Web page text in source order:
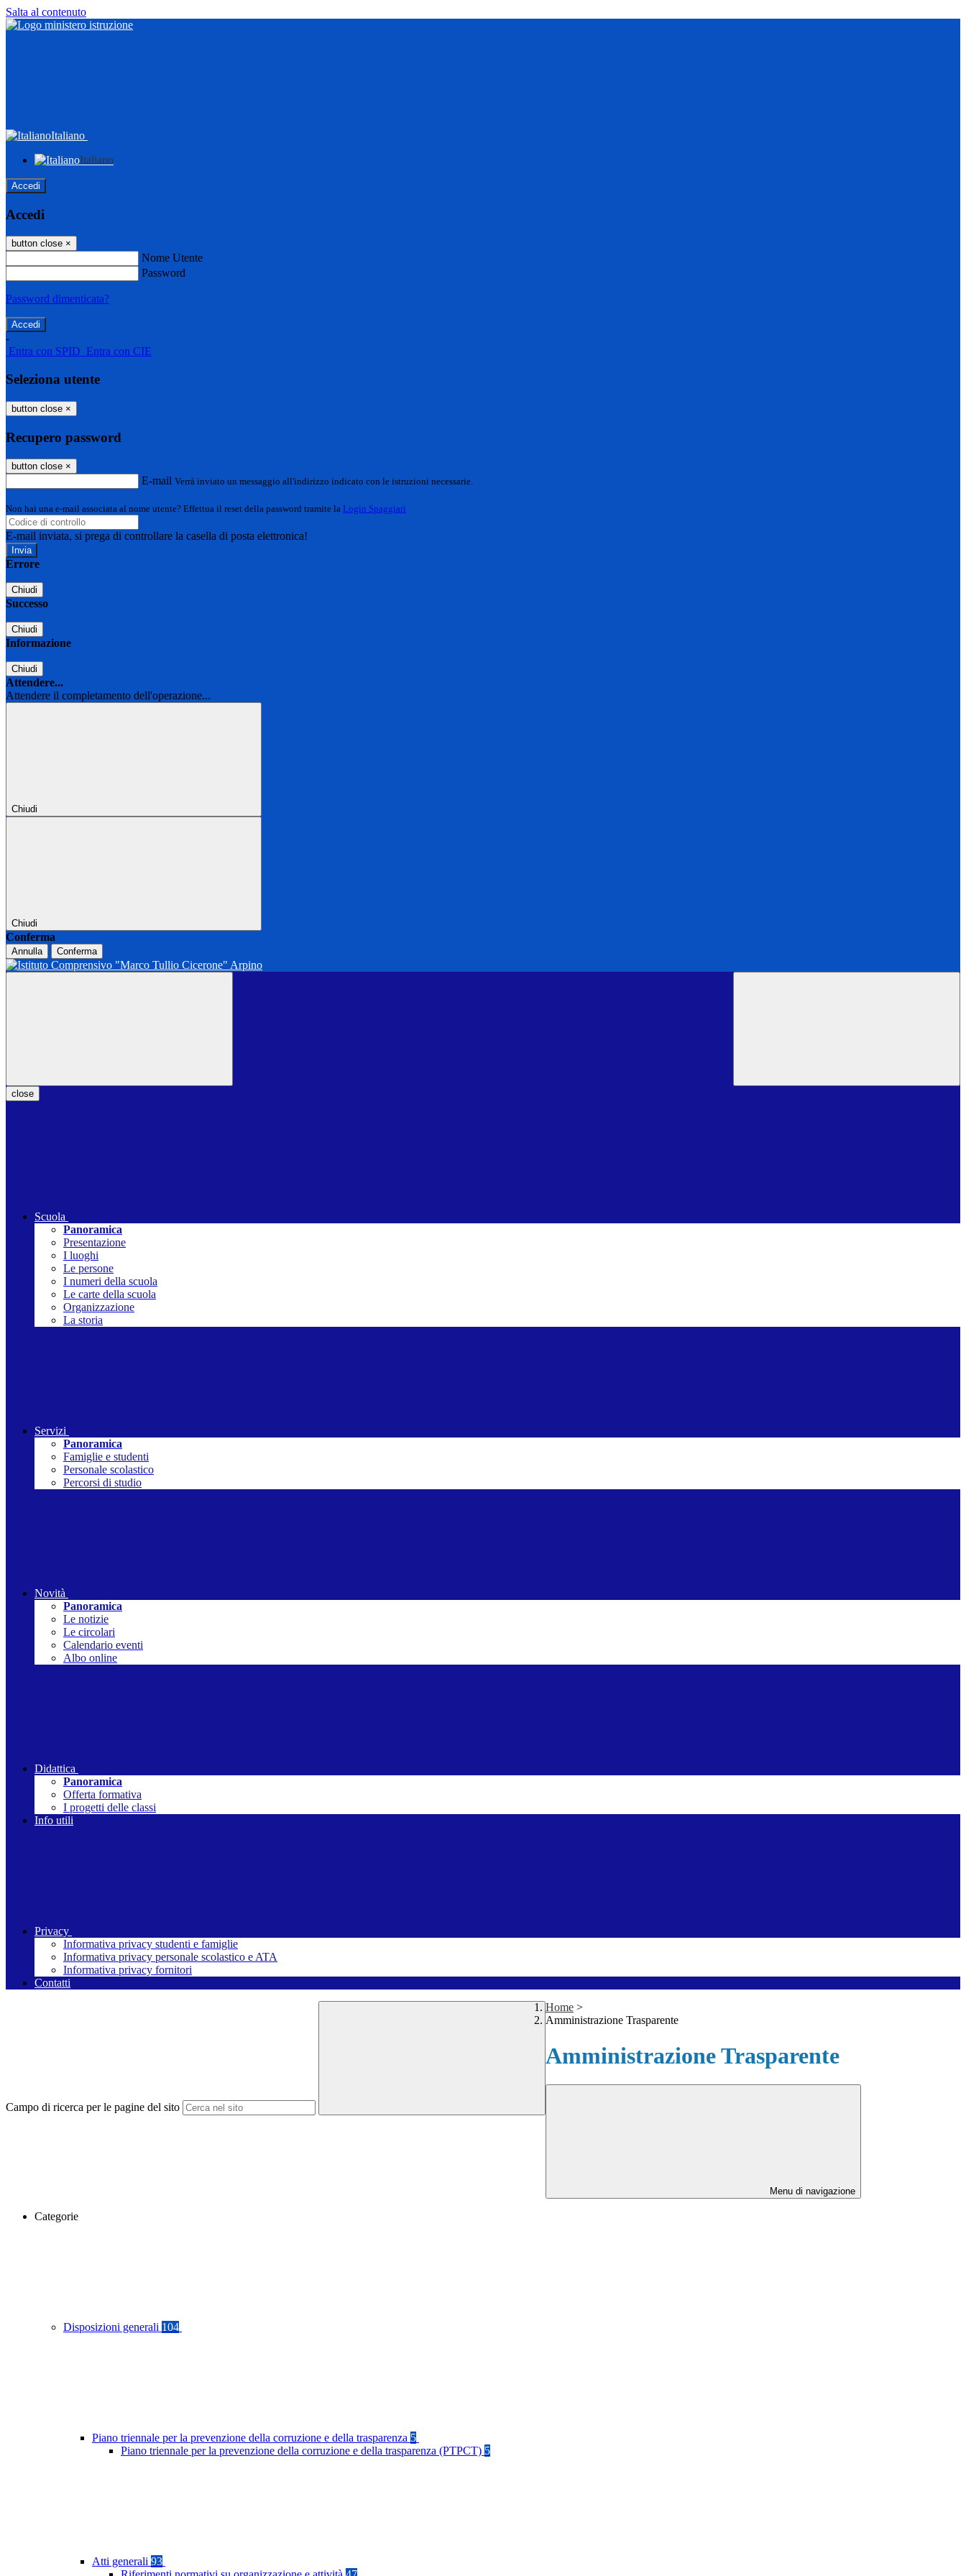
Salta al contenuto
Italiano
Italiano
Accedi
Accedi
button close ×
Nome Utente
Password
Password dimenticata?
-
Entra con SPID Entra con CIE
Seleziona utente
button close ×
Recupero password
button close ×
E-mail Verrà inviato un messaggio all'indirizzo indicato con le istruzioni necessarie.
Non hai una e-mail associata al nome utente? Effettua il reset della password tramite la Login Spaggiari
E-mail inviata, si prega di controllare la casella di posta elettronica!
Errore
Chiudi
Successo
Chiudi
Informazione
Chiudi
Attendere...
Attendere il completamento dell'operazione...
Chiudi
Chiudi
Conferma
Annulla Conferma
close
Scuola
Panoramica
Presentazione
I luoghi
Le persone
I numeri della scuola
Le carte della scuola
Organizzazione
La storia
Servizi
Panoramica
Famiglie e studenti
Personale scolastico
Percorsi di studio
Novità
Panoramica
Le notizie
Le circolari
Calendario eventi
Albo online
Didattica
Panoramica
Offerta formativa
I progetti delle classi
Info utili
Privacy
Informativa privacy studenti e famiglie
Informativa privacy personale scolastico e ATA
Informativa privacy fornitori
Contatti
Campo di ricerca per le pagine del sito
Home >
Amministrazione Trasparente
Amministrazione Trasparente
Menu di navigazione
Categorie
Disposizioni generali 104
Piano triennale per la prevenzione della corruzione e della trasparenza 5
Piano triennale per la prevenzione della corruzione e della trasparenza (PTPCT) 5
Atti generali 93